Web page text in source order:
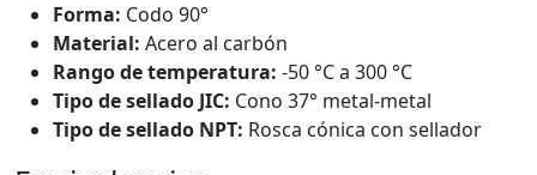
Forma: Codo 90°
Material: Acero al carbón
Rango de temperatura: -50 °C a 300 °C
Tipo de sellado JIC: Cono 37° metal-metal
Tipo de sellado NPT: Rosca cónica con sellador